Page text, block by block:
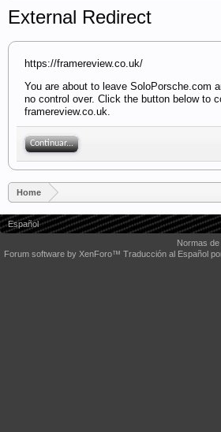
External Redirect
https://framereview.co.uk/
You are about to leave SoloPorsche.com
no control over. Click the button below to
framereview.co.uk.
Continuar...
Home
Español
Normas
Forum software by XenForo™ Traducción al Español